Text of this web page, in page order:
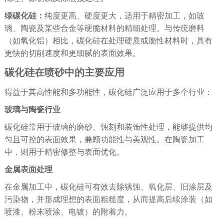
绿碳化硅： 纯度更高、硬度更大，适用于精密加工，如玻
璃、陶瓷及某些合金等硬脆材料的精细处理。与传统磨料
（如氧化铝）相比，碳化硅在处理硬质或脆性材料时，具有
更快的切削速度和更细腻的表面效果。
碳化硅在喷砂中的主要应用
得益于其高性能和多功能性，碳化硅广泛应用于多个行业：
玻璃与陶瓷行业
碳化硅常用于玻璃的磨砂、蚀刻和装饰性处理，能够提供均
匀且可控的表面效果，兼顾功能性与美观性。在陶瓷加工
中，则用于精密修整与表面优化。
金属表面处理
在金属加工中，碳化硅可有效去除锈蚀、氧化层、旧涂层及
污染物，并形成理想的表面粗糙度，从而提高后续涂装（如
喷漆、粉末喷涂、电镀）的附着力。